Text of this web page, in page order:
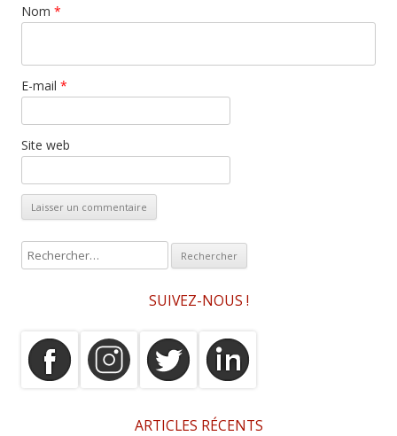
Nom *
E-mail *
Site web
e
SUIVEZ-NOUS !
ARTICLES RÉCENTS